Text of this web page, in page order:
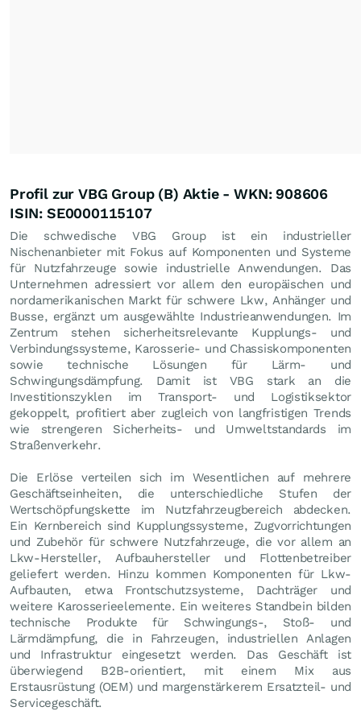
Profil zur VBG Group (B) Aktie - WKN: 908606
ISIN: SE0000115107
Die schwedische VBG Group ist ein industrieller
Nischenanbieter mit Fokus auf Komponenten und Systeme
für Nutzfahrzeuge sowie industrielle Anwendungen. Das
Unternehmen adressiert vor allem den europäischen und
nordamerikanischen Markt für schwere Lkw, Anhänger und
Busse, ergänzt um ausgewählte Industrieanwendungen. Im
Zentrum stehen sicherheitsrelevante Kupplungs- und
Verbindungssysteme, Karosserie- und Chassiskomponenten
sowie technische Lösungen für Lärm- und
Schwingungsdämpfung. Damit ist VBG stark an die
Investitionszyklen im Transport- und Logistiksektor
gekoppelt, profitiert aber zugleich von langfristigen Trends
wie strengeren Sicherheits- und Umweltstandards im
Straßenverkehr.
Die Erlöse verteilen sich im Wesentlichen auf mehrere
Geschäftseinheiten, die unterschiedliche Stufen der
Wertschöpfungskette im Nutzfahrzeugbereich abdecken.
Ein Kernbereich sind Kupplungssysteme, Zugvorrichtungen
und Zubehör für schwere Nutzfahrzeuge, die vor allem an
Lkw-Hersteller, Aufbauhersteller und Flottenbetreiber
geliefert werden. Hinzu kommen Komponenten für Lkw-
Aufbauten, etwa Frontschutzsysteme, Dachträger und
weitere Karosserieelemente. Ein weiteres Standbein bilden
technische Produkte für Schwingungs-, Stoß- und
Lärmdämpfung, die in Fahrzeugen, industriellen Anlagen
und Infrastruktur eingesetzt werden. Das Geschäft ist
überwiegend B2B-orientiert, mit einem Mix aus
Erstausrüstung (OEM) und margenstärkerem Ersatzteil- und
Servicegeschäft.